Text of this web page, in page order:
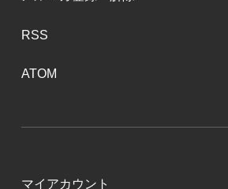
RSS
ATOM
マイアカウント